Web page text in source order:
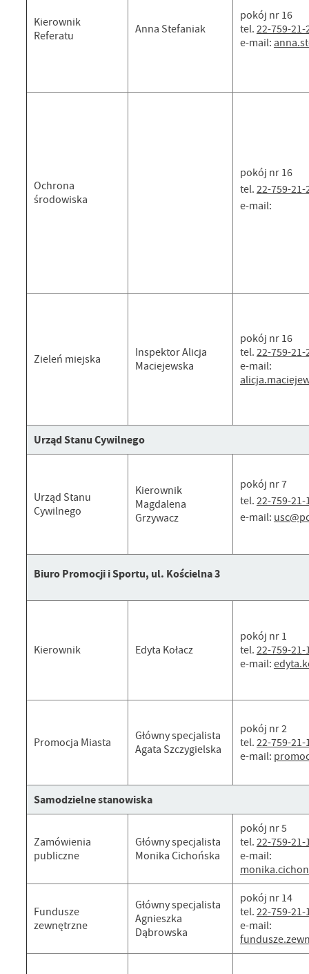
Kierownik
Referatu
Anna Stefaniak
pokój nr 16
tel. 22-759-21-
e-mail:
Ochrona
środowiska
pokój nr 16
tel. 22-759-21-
e-mail:
Zieleń miejska
Inspektor Alicja
Maciejewska
pokój nr 16
tel. 22-759-21-
e-mail:
Urząd Stanu Cywilnego
Urząd Stanu
Cywilnego
Kierownik
Magdalena
Grzywacz
pokój nr 7
tel. 22-759-21-
e-mail:
Biuro Promocji i Sportu, ul. Kościelna 3
Kierownik Edyta Kołacz
pokój nr 1
tel. 22-759-21-
e-mail:
Promocja Miasta
Główny specjalista
Agata Szczygielska
pokój nr 2
tel. 22-759-21-
e-mail:
Samodzielne stanowiska
Zamówienia
publiczne
Główny specjalista
Monika Cichońska
pokój nr 5
tel. 22-759-21-
e-mail:
Fundusze
zewnętrzne
Główny specjalista
Agnieszka
Dąbrowska
pokój nr 14
tel. 22-759-21-
e-mail: